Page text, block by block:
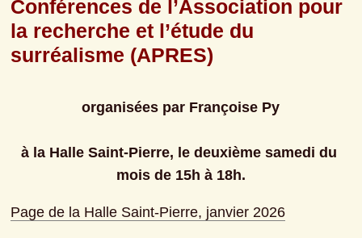
Conférences de l’Association pour
la recherche et l’étude du
surréalisme (APRES)
organisées par Françoise Py
à la Halle Saint-Pierre, le deuxième samedi du
mois de 15h à 18h.
Page de la Halle Saint-Pierre, janvier 2026